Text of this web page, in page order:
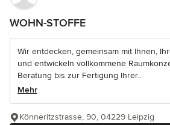
WOHN-STOFFE
Wir entdecken, gemeinsam mit Ihnen,
und entwickeln vollkommene
Beratung bis zur Fertigung Ihrer...
Mehr
Könneritzstrasse, 90, 04229 Leipzig